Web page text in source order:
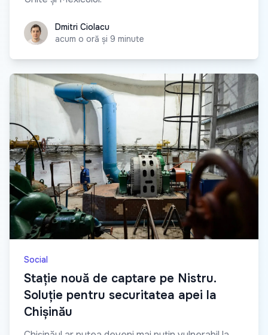
Dmitri Ciolacu
Dmitri Ciolacu
acum o oră și 9 minute
Social
Stație nouă de captare pe Nistru.
Soluție pentru securitatea apei la
Chișinău